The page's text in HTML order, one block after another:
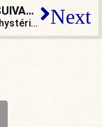
ARTICLE SUIVANT
Le porc et l’hystérique : l’échec de la révolution sexuelle soixante-huitarde est consommé Next